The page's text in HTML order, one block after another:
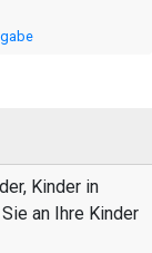
Kinder in
an Ihre Kinder